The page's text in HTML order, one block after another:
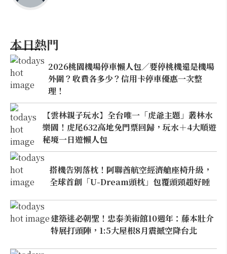
本日熱門
2026桃園機場停車懶人包／要停桃機還是機場
外圍？收費各多少？信用卡停車優惠一次整
理！
【雲林親子玩水】全台唯一「虎爺主題」叢林水
樂園！虎尾632高地免門票回歸，玩水＋4大順遊
秘境一日遊懶人包
搭機告別落枕！阿聯酋航空經濟艙座椅升級，
全球首創「U-Dream頭枕」包覆頭頸超好睡
建築迷必朝聖！忠泰美術館10週年：藤本壯介
特展打頭陣，1:5大屋根8月震撼空降台北